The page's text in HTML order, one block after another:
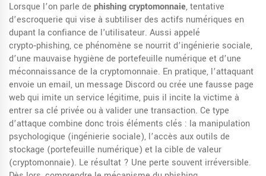
Lorsque l’on parle de phishing cryptomonnaie,tentative
d’escroquerie qui vise à subtiliser des actifs numériques en
dupant la confiance de l'utilisateur. Aussi appelé
crypto‑phishing, ce phénomène se nourrit d’ingénierie sociale,
d’une mauvaise hygiène de portefeuille numérique et d’une
méconnaissance de la cryptomonnaie. En pratique, l’attaquant
envoie un email, un message Discord ou crée une fausse page
web qui imite un service légitime, puis il incite la victime à
entrer sa clé privée ou à valider une transaction. Ce type
d’attaque combine donc trois éléments clés : la manipulation
psychologique (ingénierie sociale), l’accès aux outils de
stockage (portefeuille numérique) et la cible de valeur
(cryptomonnaie). Le résultat ? Une perte souvent irréversible.